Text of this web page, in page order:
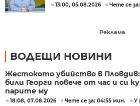
13:00, 05.08.2026 Чете се
Реклама
ВОДЕЩИ НОВИНИ
Жестокото убийство в
били Георги повече от час и си
парите му
18:08, 07.08.2026 Чете се за: 04:55 мин. У